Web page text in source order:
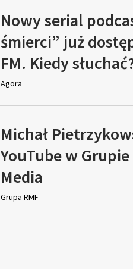
Nowy serial
śmierci” już
FM. Kiedy
Agora
Michał
YouTube w Grupie
Media
Grupa RMF